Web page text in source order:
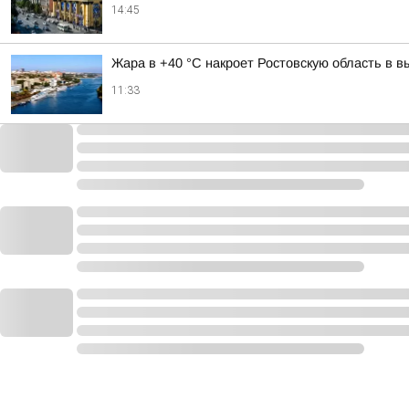
14:45
Жара в +40 °С накроет Ростовскую область в
11:33